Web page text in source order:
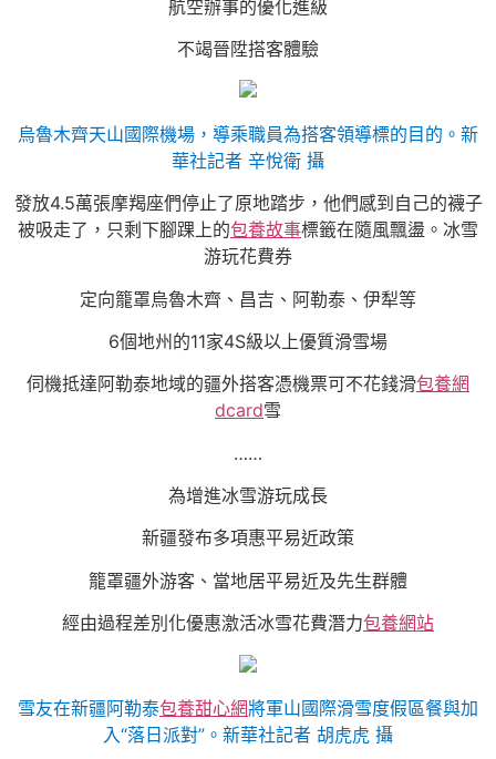
航空辦事的優化進級
不竭晉陞搭客體驗
烏魯木齊天山國際機場，導乘職員為搭客領導標的目的。新
華社記者 辛悅衛 攝
發放4.5萬張摩羯座們停止了原地踏步，他們感到自己的襪子
被吸走了，只剩下腳踝上的包養故事標籤在隨風飄盪。冰雪
游玩花費券
定向籠罩烏魯木齊、昌吉、阿勒泰、伊犁等
6個地州的11家4S級以上優質滑雪場
伺機抵達阿勒泰地域的疆外搭客憑機票可不花錢滑包養網
dcard雪
……
為增進冰雪游玩成長
新疆發布多項惠平易近政策
籠罩疆外游客、當地居平易近及先生群體
經由過程差別化優惠激活冰雪花費潛力包養網站
雪友在新疆阿勒泰包養甜心網將軍山國際滑雪度假區餐與加
入“落日派對”。新華社記者 胡虎虎 攝